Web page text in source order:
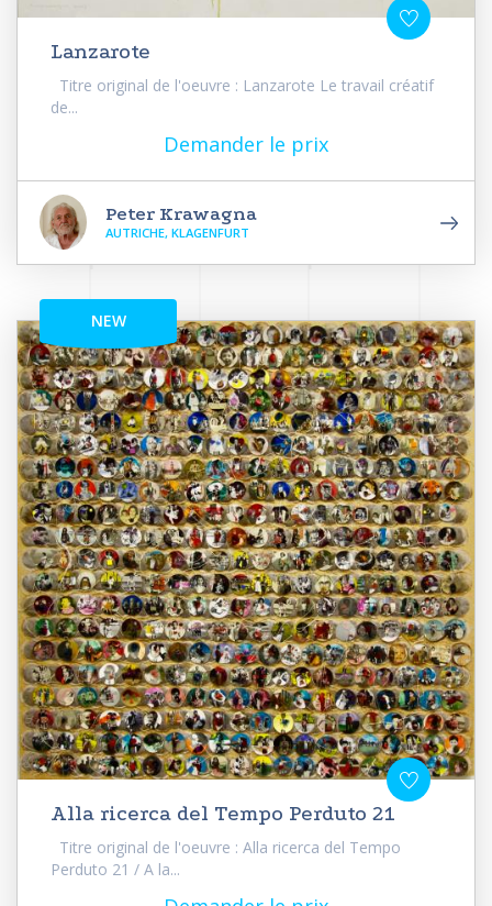
Lanzarote
Titre original de l'oeuvre : Lanzarote Le travail créatif
de...
Demander le prix
Peter Krawagna
AUTRICHE, KLAGENFURT
NEW
Alla ricerca del Tempo Perduto 21
Titre original de l'oeuvre : Alla ricerca del Tempo
Perduto 21 / A la...